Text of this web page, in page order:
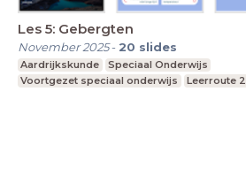
Les 5: Gebergten
November 2025- 20 slides
Aardrijkskunde
Speciaal Onderwijs
Voortgezet speciaal onderwijs
Leerroute 2